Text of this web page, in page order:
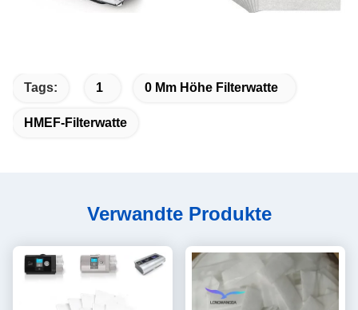
Tags: 1 0 Mm Höhe Filterwatte
HMEF-Filterwatte
Verwandte Produkte